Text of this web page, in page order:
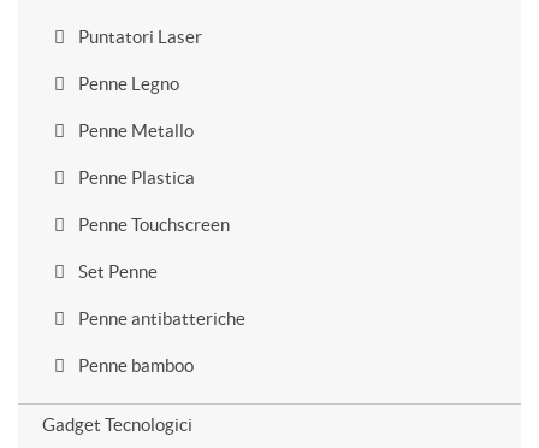
Puntatori Laser
Penne Legno
Penne Metallo
Penne Plastica
Penne Touchscreen
Set Penne
Penne antibatteriche
Penne bamboo
Gadget Tecnologici